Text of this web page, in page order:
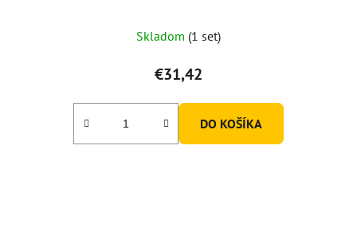
Skladom (1 set)
€31,42
DO KOŠÍKA